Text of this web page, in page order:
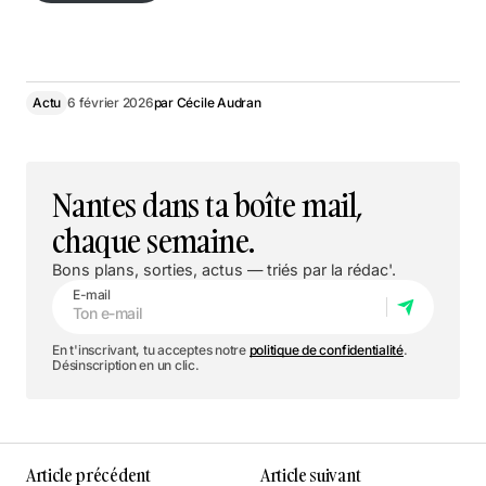
Plus d’infos
Actu 6 février 2026par Cécile Audran
Nantes dans ta boîte mail,
chaque semaine.
Bons plans, sorties, actus — triés par la rédac'.
E-mail
En t'inscrivant, tu acceptes notre politique de confidentialité.
Désinscription en un clic.
Article précédent Article suivant